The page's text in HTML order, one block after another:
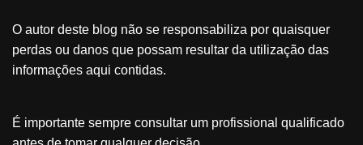
O autor deste blog não se responsabiliza por quaisquer
perdas ou danos que possam resultar da utilização das
informações aqui contidas.
É importante sempre consultar um profissional qualificado